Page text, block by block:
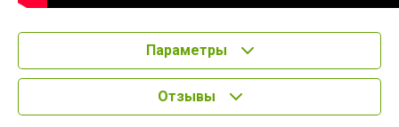
Параметры
Отзывы